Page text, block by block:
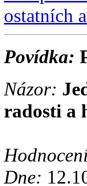
ostatních
Povídka:
Názor:
radosti a
Dne: